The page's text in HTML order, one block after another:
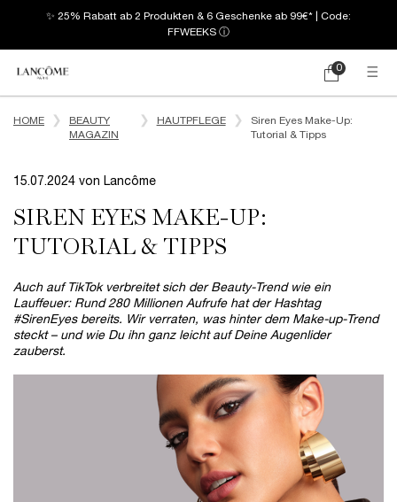
✨ 25% Rabatt ab 2 Produkten & 6 Geschenke ab 99€* | Code:
FFWEEKS ⓘ
Mein
0
0 produkt
HOME
BEAUTY
MAGAZIN
HAUTPFLEGE
Siren Eyes Make-Up:
Tutorial & Tipps
15.07.2024 von Lancôme
SIREN EYES MAKE-UP:
TUTORIAL & TIPPS
Auch auf TikTok verbreitet sich der Beauty-Trend wie ein
Lauffeuer: Rund 280 Millionen Aufrufe hat der Hashtag
#SirenEyes bereits. Wir verraten, was hinter dem Make-up-Trend
steckt – und wie Du ihn ganz leicht auf Deine Augenlider
zauberst.